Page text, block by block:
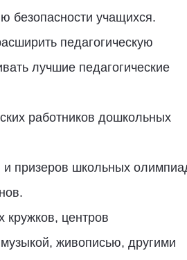
безопасности учащихся.
педагогическую
лучшие педагогические
работников дошкольных
призеров школьных
кружков, центров
живописью, другими